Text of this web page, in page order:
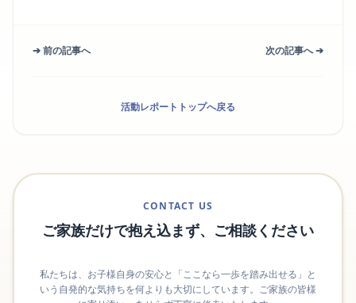
➔ 前の記事へ 次の記事へ ➔
活動レポートトップへ戻る
CONTACT US
ご家族だけで抱え込まず、ご相談ください
私たちは、お子様自身の安心と「ここなら一歩を踏み出せる」と
いう自発的な気持ちを何よりも大切にしています。ご家族の皆様